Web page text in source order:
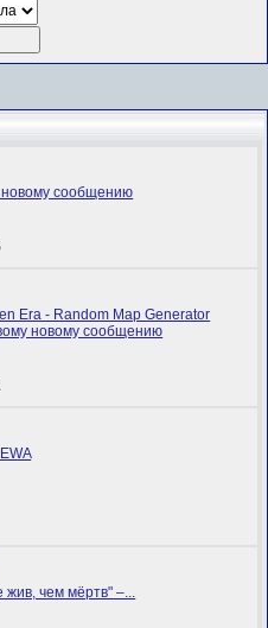
Era - Random Map Generator
жив, чем мёртв" –...